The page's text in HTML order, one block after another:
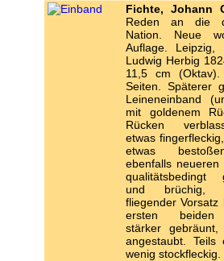
Fichte, Johann
Reden an die
Nation. Neue
Auflage. Leipzig,
Ludwig Herbig
11,5 cm
Seiten. Späterer
Leineneinband
mit goldenem
Rücken
etwas
etwas
ebenfalls neueren
qualitätsbedingt
und brüchig,
fliegender Vorsatz
ersten beiden
stärker gebräunt,
angestaubt. Teils
wenig stockfleckig.